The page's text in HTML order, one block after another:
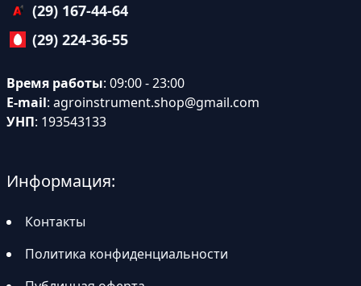
(29) 167-44-64
(29) 224-36-55
Время работы: 09:00 - 23:00
E-mail: agroinstrument.shop@gmail.com
УНП: 193543133
Информация:
Контакты
Политика конфиденциальности